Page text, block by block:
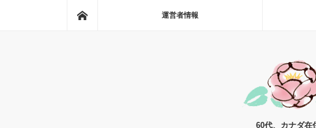
運営者情報
60代、カナダ在